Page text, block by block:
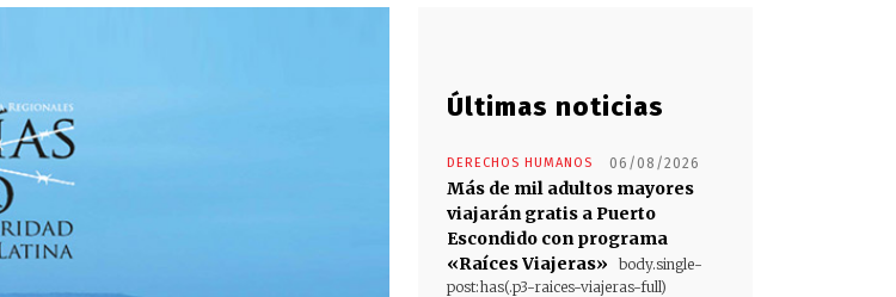
Últimas noticias
DERECHOS HUMANOS 06/08/2026
Más de mil adultos mayores
viajarán gratis a Puerto
Escondido con programa
«Raíces Viajeras»
body.single-
post:has(.p3-raices-viajeras-full)